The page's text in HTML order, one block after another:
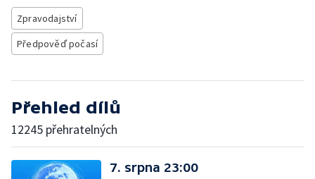
Zpravodajství
Předpověď počasí
Přehled dílů
12245 přehratelných
7. srpna 23:00